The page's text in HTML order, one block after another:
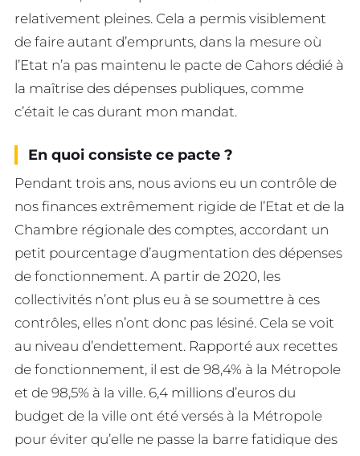
relativement pleines. Cela a permis visiblement
de faire autant d’emprunts, dans la mesure où
l’Etat n’a pas maintenu le pacte de Cahors dédié à
la maîtrise des dépenses publiques, comme
c’était le cas durant mon mandat.
En quoi consiste ce pacte ?
Pendant trois ans, nous avions eu un contrôle de
nos finances extrêmement rigide de l’Etat et de la
Chambre régionale des comptes, accordant un
petit pourcentage d’augmentation des dépenses
de fonctionnement. A partir de 2020, les
collectivités n’ont plus eu à se soumettre à ces
contrôles, elles n’ont donc pas lésiné. Cela se voit
au niveau d’endettement. Rapporté aux recettes
de fonctionnement, il est de 98,4% à la Métropole
et de 98,5% à la ville. 6,4 millions d’euros du
budget de la ville ont été versés à la Métropole
pour éviter qu’elle ne passe la barre fatidique des